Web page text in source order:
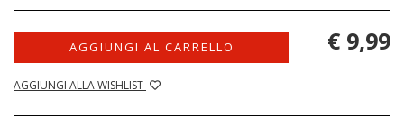
AGGIUNGI AL CARRELLO
AGGIUNGI ALLA WISHLIST
€ 9,99